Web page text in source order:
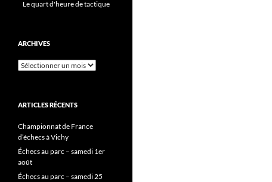
Le quart d'heure de tactique
ARCHIVES
Archives
ARTICLES RÉCENTS
Championnat de France
d’échecs à Vichy
Échecs au parc – samedi 1er
août
Échecs au parc – samedi 25